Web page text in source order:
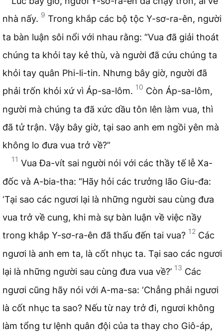
nhà nấy. 9 Trong khắp các bộ tộc Y-sơ-ra-ên, người
ta bàn luận sôi nổi với nhau rằng: “Vua đã giải thoát
chúng ta khỏi tay kẻ thù, và người đã cứu chúng ta
khỏi tay quân Phi-li-tin. Nhưng bây giờ, người đã
phải trốn khỏi xứ vì Áp-sa-lôm. 10 Còn Áp-sa-lôm,
người mà chúng ta đã xức dầu tôn lên làm vua, thì
đã tử trận. Vậy bây giờ, tại sao anh em ngồi yên mà
không lo đưa vua trở về?”
11 Vua Đa-vít sai người nói với các thầy tế lễ Xa-
đốc và A-bia-tha: “Hãy hỏi các trưởng lão Giu-đa:
‘Tại sao các ngươi lại là những người sau cùng đưa
vua trở về cung, khi mà sự bàn luận về việc nầy
trong khắp Y-sơ-ra-ên đã thấu đến tai vua? 12 Các
ngươi là anh em ta, là cốt nhục ta. Tại sao các ngươi
lại là những người sau cùng đưa vua về?’ 13 Các
ngươi cũng hãy nói với A-ma-sa: ‘Chẳng phải ngươi
là cốt nhục ta sao? Nếu từ nay trở đi, ngươi không
làm tổng tư lệnh quân đội của ta thay cho Giô-áp,